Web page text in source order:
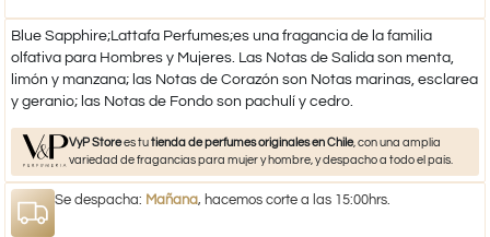
Blue Sapphire;Lattafa Perfumes;es una fragancia de la familia
olfativa para Hombres y Mujeres. Las Notas de Salida son menta,
limón y manzana; las Notas de Corazón son Notas marinas, esclarea
y geranio; las Notas de Fondo son pachulí y cedro.
VyP Storees tutienda de perfumes originales en Chile, con una amplia
variedad de fragancias para mujer y hombre, y despacho a todo el país.
Se despacha: Mañana, hacemos corte a las 15:00hrs.